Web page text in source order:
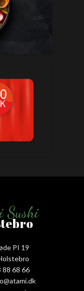
Sushi
PI 19
88 68 66